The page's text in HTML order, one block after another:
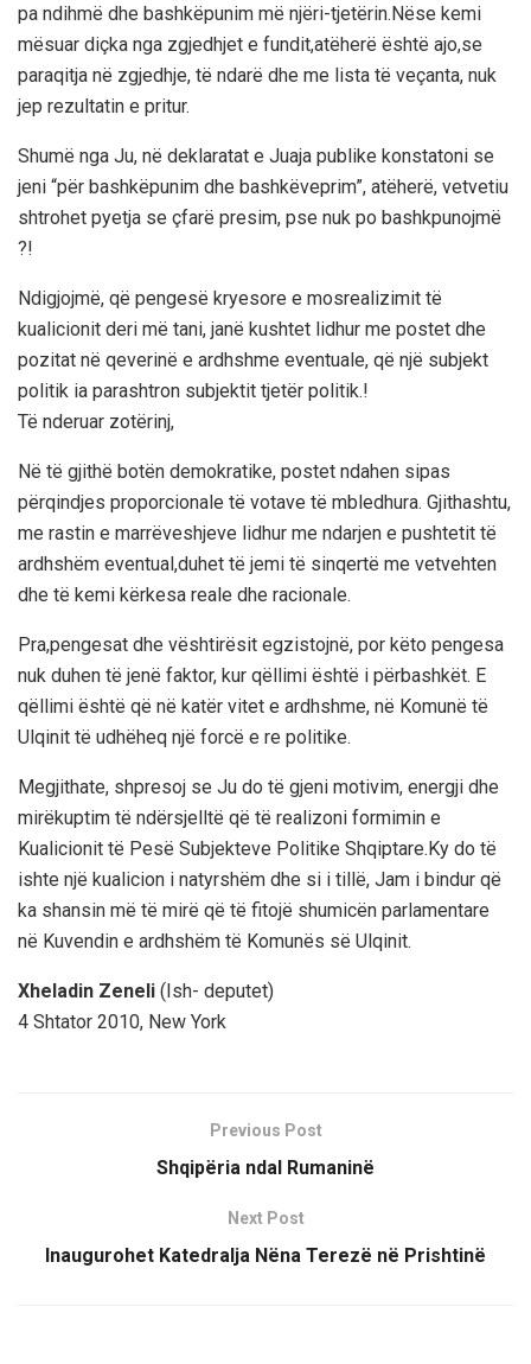
pa ndihmë dhe bashkëpunim më njëri-tjetërin.Nëse kemi
mësuar diçka nga zgjedhjet e fundit,atëherë është ajo,se
paraqitja në zgjedhje, të ndarë dhe me lista të veçanta, nuk
jep rezultatin e pritur.
Shumë nga Ju, në deklaratat e Juaja publike konstatoni se
jeni “për bashkëpunim dhe bashkëveprim”, atëherë, vetvetiu
shtrohet pyetja se çfarë presim, pse nuk po bashkpunojmë
?!
Ndigjojmë, që pengesë kryesore e mosrealizimit të
kualicionit deri më tani, janë kushtet lidhur me postet dhe
pozitat në qeverinë e ardhshme eventuale, që një subjekt
politik ia parashtron subjektit tjetër politik.!
Të nderuar zotërinj,
Në të gjithë botën demokratike, postet ndahen sipas
përqindjes proporcionale të votave të mbledhura. Gjithashtu,
me rastin e marrëveshjeve lidhur me ndarjen e pushtetit të
ardhshëm eventual,duhet të jemi të sinqertë me vetvehten
dhe të kemi kërkesa reale dhe racionale.
Pra,pengesat dhe vështirësit egzistojnë, por këto pengesa
nuk duhen të jenë faktor, kur qëllimi është i përbashkët. E
qëllimi është që në katër vitet e ardhshme, në Komunë të
Ulqinit të udhëheq një forcë e re politike.
Megjithate, shpresoj se Ju do të gjeni motivim, energji dhe
mirëkuptim të ndërsjelltë që të realizoni formimin e
Kualicionit të Pesë Subjekteve Politike Shqiptare.Ky do të
ishte një kualicion i natyrshëm dhe si i tillë, Jam i bindur që
ka shansin më të mirë që të fitojë shumicën parlamentare
në Kuvendin e ardhshëm të Komunës së Ulqinit.
Xheladin Zeneli (Ish- deputet)
4 Shtator 2010, New York
Previous Post
Shqipëria ndal Rumaninë
Next Post
Inaugurohet Katedralja Nëna Terezë në Prishtinë